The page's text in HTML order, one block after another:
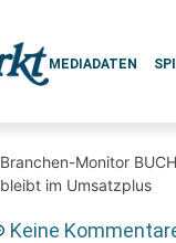
MEDIADATEN
Branchen-Monitor
bleibt im Umsatzplus
Keine